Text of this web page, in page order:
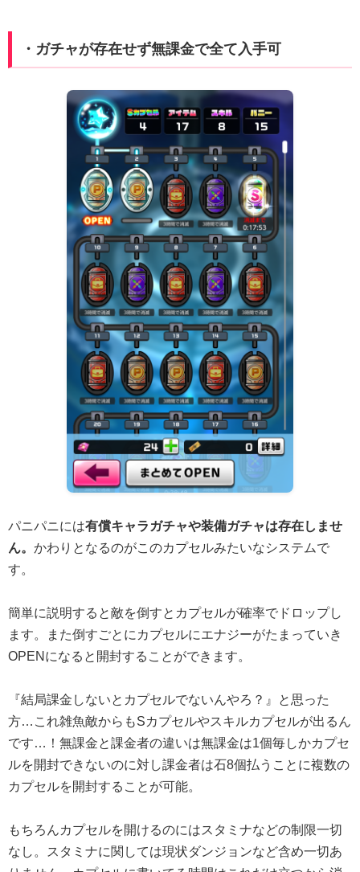
・ガチャが存在せず無課金で全て入手可
パニパニには有償キャラガチャや装備ガチャは存在しませ
ん。 かわりとなるのがこのカプセルみたいなシステムで
す。
簡単に説明すると敵を倒すとカプセルが確率でドロップし
ます。また倒すごとにカプセルにエナジーがたまっていき
OPENになると開封することができます。
『結局課金しないとカプセルでないんやろ？』と思った
方…これ雑魚敵からもSカプセルやスキルカプセルが出るん
です…！無課金と課金者の違いは無課金は1個毎しかカプセ
ルを開封できないのに対し課金者は石8個払うことに複数の
カプセルを開封することが可能。
もちろんカプセルを開けるのにはスタミナなどの制限一切
なし。スタミナに関しては現状ダンジョンなど含め一切あ